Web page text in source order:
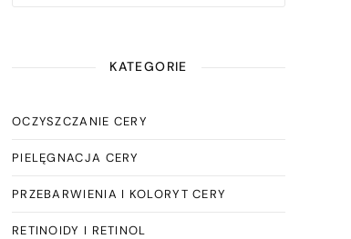
KATEGORIE
OCZYSZCZANIE CERY
PIELĘGNACJA CERY
PRZEBARWIENIA I KOLORYT CERY
RETINOIDY I RETINOL